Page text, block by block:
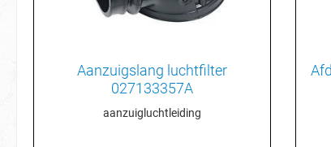
Aanzuigslang luchtfilter
027133357A
aanzuigluchtleiding